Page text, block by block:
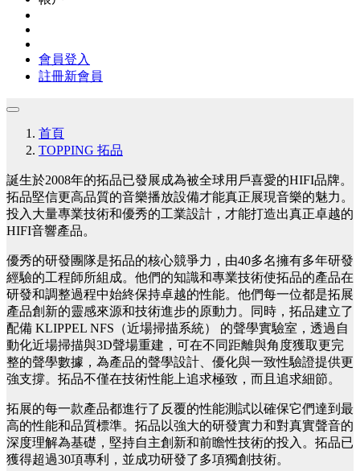
會員登入
註冊新會員
首頁
TOPPING 拓品
誕生於2008年的拓品已發展成為被全球用戶喜愛的HIFI品牌。
拓品堅信更高品質的音樂播放設備才能真正展現音樂的魅力。
投入大量專業技術和優秀的工業設計，才能打造出真正卓越的
HIFI音響產品。
優秀的研發團隊是拓品的核心競爭力，由40多名擁有多年研發
經驗的工程師所組成。他們的知識和專業技術使拓品的產品在
研發和調整過程中始終保持卓越的性能。他們每一位都是拓展
產品創新的靈感來源和技術進步的原動力。同時，拓品建立了
配備 KLIPPEL NFS（近場掃描系統） 的聲學實驗室，透過自
動化近場掃描與3D聲場重建，可在不同距離與角度獲取更完
整的聲學數據，為產品的聲學設計、優化與一致性驗證提供更
強支撐。拓品不僅在技術性能上追求極致，而且追求細節。
拓展的每一款產品都進行了反覆的性能測試以確保它們達到最
高的性能和品質標準。拓品以強大的研發實力和對真實聲音的
深度理解為基礎，堅持自主創新和前瞻性技術的投入。拓品已
獲得超過30項專利，並成功研發了多項獨創技術。